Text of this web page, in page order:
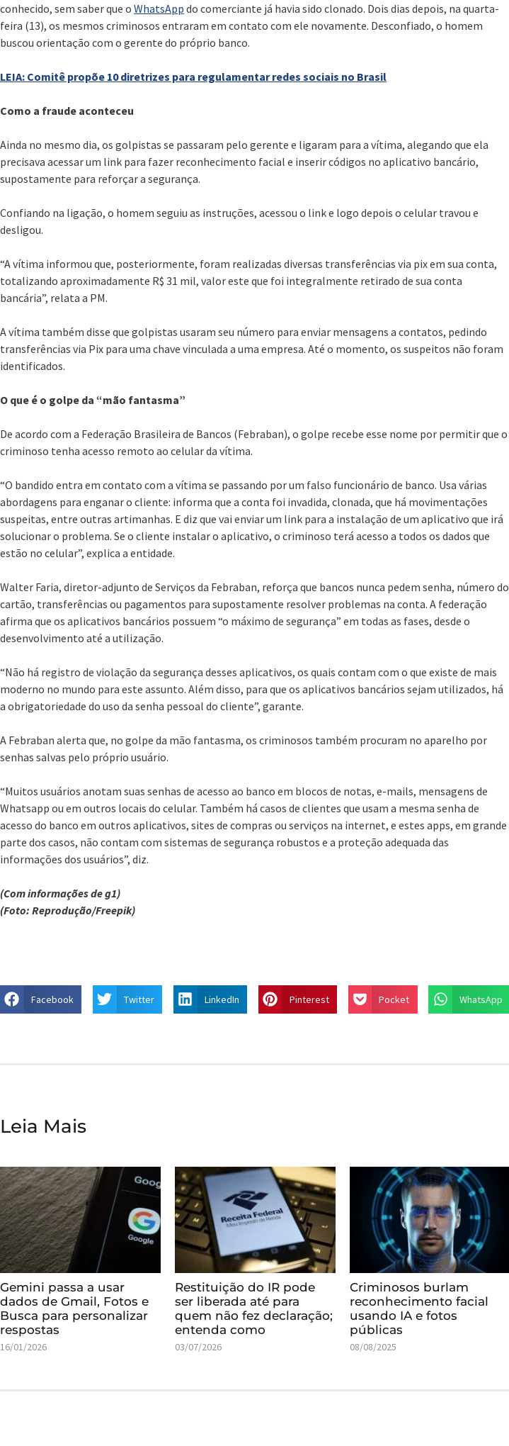
conhecido, sem saber que o WhatsApp do comerciante já havia sido clonado. Dois dias depois, na quarta-
feira (13), os mesmos criminosos entraram em contato com ele novamente. Desconfiado, o homem
buscou orientação com o gerente do próprio banco.
LEIA: Comitê propõe 10 diretrizes para regulamentar redes sociais no Brasil
Como a fraude aconteceu
Ainda no mesmo dia, os golpistas se passaram pelo gerente e ligaram para a vítima, alegando que ela
precisava acessar um link para fazer reconhecimento facial e inserir códigos no aplicativo bancário,
supostamente para reforçar a segurança.
Confiando na ligação, o homem seguiu as instruções, acessou o link e logo depois o celular travou e
desligou.
“A vítima informou que, posteriormente, foram realizadas diversas transferências via pix em sua conta,
totalizando aproximadamente R$ 31 mil, valor este que foi integralmente retirado de sua conta
bancária”, relata a PM.
A vítima também disse que golpistas usaram seu número para enviar mensagens a contatos, pedindo
transferências via Pix para uma chave vinculada a uma empresa. Até o momento, os suspeitos não foram
identificados.
O que é o golpe da “mão fantasma”
De acordo com a Federação Brasileira de Bancos (Febraban), o golpe recebe esse nome por permitir que o
criminoso tenha acesso remoto ao celular da vítima.
“O bandido entra em contato com a vítima se passando por um falso funcionário de banco. Usa várias
abordagens para enganar o cliente: informa que a conta foi invadida, clonada, que há movimentações
suspeitas, entre outras artimanhas. E diz que vai enviar um link para a instalação de um aplicativo que irá
solucionar o problema. Se o cliente instalar o aplicativo, o criminoso terá acesso a todos os dados que
estão no celular”, explica a entidade.
Walter Faria, diretor-adjunto de Serviços da Febraban, reforça que bancos nunca pedem senha, número do
cartão, transferências ou pagamentos para supostamente resolver problemas na conta. A federação
afirma que os aplicativos bancários possuem “o máximo de segurança” em todas as fases, desde o
desenvolvimento até a utilização.
“Não há registro de violação da segurança desses aplicativos, os quais contam com o que existe de mais
moderno no mundo para este assunto. Além disso, para que os aplicativos bancários sejam utilizados, há
a obrigatoriedade do uso da senha pessoal do cliente”, garante.
A Febraban alerta que, no golpe da mão fantasma, os criminosos também procuram no aparelho por
senhas salvas pelo próprio usuário.
“Muitos usuários anotam suas senhas de acesso ao banco em blocos de notas, e-mails, mensagens de
Whatsapp ou em outros locais do celular. Também há casos de clientes que usam a mesma senha de
acesso do banco em outros aplicativos, sites de compras ou serviços na internet, e estes apps, em grande
parte dos casos, não contam com sistemas de segurança robustos e a proteção adequada das
informações dos usuários”, diz.
(Com informações de g1)
(Foto: Reprodução/Freepik)
Facebook Twitter LinkedIn Pinterest Pocket WhatsApp
Leia Mais
Gemini passa a usar
dados de Gmail, Fotos e
Busca para personalizar
respostas
16/01/2026
Restituição do IR pode
ser liberada até para
quem não fez declaração;
entenda como
03/07/2026
Criminosos burlam
reconhecimento facial
usando IA e fotos
públicas
08/08/2025